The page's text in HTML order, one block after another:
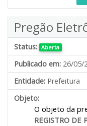
Pregão
Status: Aberta
Publicado em: 26/05/
Entidade: Prefeitura
Objeto:
O objeto da
REGISTRO DE